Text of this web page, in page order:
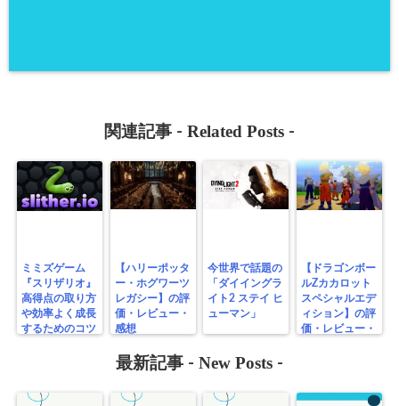
関連記事 - Related Posts -
ミミズゲーム
『スリザリオ』
高得点の取り方
や効率よく成長
するためのコツ
【ハリーポッタ
ー・ホグワーツ
レガシー】の評
価・レビュー・
感想
今世界で話題の
「ダイイングラ
イト2 ステイ ヒ
ューマン」
【ドラゴンボー
ルZカカロット
スペシャルエデ
ィション】の評
価・レビュー・
最新記事 - New Posts -